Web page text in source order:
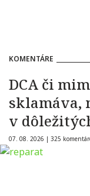
KOMENTÁRE
DCA či
sklamáva,
v
07. 08. 2026 | 325